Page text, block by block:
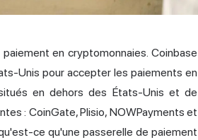
en cryptomonnaies. Coinbase
Unis pour accepter les paiements en
en dehors des États-Unis et de
: CoinGate, Plisio, NOWPayments et
ce qu'unepasserelle de paiement